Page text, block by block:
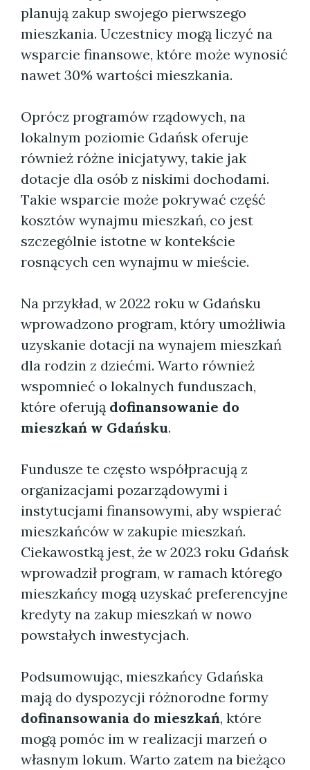
planują zakup swojego pierwszego
mieszkania. Uczestnicy mogą liczyć na
wsparcie finansowe, które może wynosić
nawet 30% wartości mieszkania.
Oprócz programów rządowych, na
lokalnym poziomie Gdańsk oferuje
również różne inicjatywy, takie jak
dotacje dla osób z niskimi dochodami.
Takie wsparcie może pokrywać część
kosztów wynajmu mieszkań, co jest
szczególnie istotne w kontekście
rosnących cen wynajmu w mieście.
Na przykład, w 2022 roku w Gdańsku
wprowadzono program, który umożliwia
uzyskanie dotacji na wynajem mieszkań
dla rodzin z dziećmi. Warto również
wspomnieć o lokalnych funduszach,
które oferują dofinansowanie do
mieszkań w Gdańsku.
Fundusze te często współpracują z
organizacjami pozarządowymi i
instytucjami finansowymi, aby wspierać
mieszkańców w zakupie mieszkań.
Ciekawostką jest, że w 2023 roku Gdańsk
wprowadził program, w ramach którego
mieszkańcy mogą uzyskać preferencyjne
kredyty na zakup mieszkań w nowo
powstałych inwestycjach.
Podsumowując, mieszkańcy Gdańska
mają do dyspozycji różnorodne formy
dofinansowania do mieszkań, które
mogą pomóc im w realizacji marzeń o
własnym lokum. Warto zatem na bieżąco